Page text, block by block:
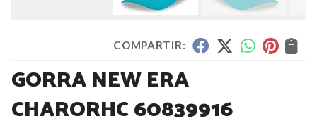
COMPARTIR:
GORRA NEW ERA
CHARORHC 60839916